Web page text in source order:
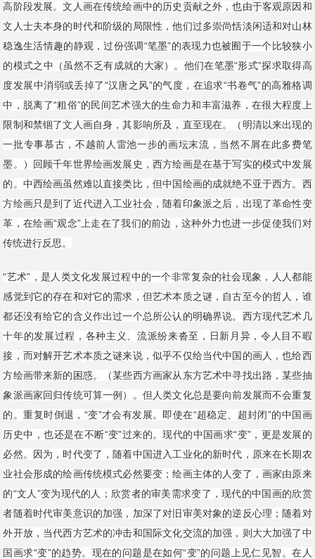
高阶段发展。文人画在传统绘画中的历史贡献之外，也由于客观原因和
文人士夫本身的时代和阶级的局限性，他们过多崇尚恬淡闲适和对山林
稳逸生活情趣的静观，过份强调“笔墨”的表现力也被囿于一个比较狭小
的模式之中（虽然不乏有成就的大家）。他们在笔墨“形式”探求取得高
度发展中消弱或丢掉了“汉唐之风”的气度，在追求“书卷气”的高雅格调
中，脱离了“粗俗”的民间艺术强大的生命力和丰富滋养，在很大程度上
限制和禁锢了文人画自身，其影响所及，直至现在。（明清以来出现的
一批专事慕古，不越前人雷池一步的画坛末流，当然不屑在此多费笔
墨。）回顾千年世界绘画发展史，西方绘画是在基于写实的模式中发展
的。中西绘画虽然难以直接类比，但中国绘画的成就绝不亚于西方。西
方绘画只是到了近代进入工业社会，随着印象派之后，出现了革命性变
革，在绘画“观念”上走在了我们的前边，这种外力也进一步促使我们对
传统进行反思。
“艺术”，是人类文化发展过程中的一个非常复杂的社会现象，人人都能
感觉到它的存在和对它的需求，但艺术本质之谜，自古至今的哲人，谁
都还没有给它的含义作出过一个总所公认的明确界说。西方现代艺术几
十年的发展过程，各种主义、流派纷来沓至，日新月异，令人目不暇
接，而对解开艺术本质之谜来说，似乎不仅给当代中国的画人，也给西
方绘画带来新的困惑。（某些西方画家从东方艺术中寻找出路，某些抽
象派画家回归传统可算一例）。但人类文化总是要向前发展而不会重复
的。重复时倒退，“变”才会有发展。即使在“超稳定、超封闭”的中国画
历史中，也还是在不断“变”过来的。现代的中国画求“变”，更是发展的
必然。因为，时代变了，随着中国进入工业化的新时代，原来在长期农
业社会形成的绘画传统模式必然要变；绘画主体的人变了，画家由原来
的“文人”变为现代的人；欣赏者的审美需求变了，现代的中国画的欣赏
者随着时代审美意识的加强，加深了对旧审美对象的逆反心理；随着对
外开放，当代西方艺术的冲击和国际文化交流的加强，则大大加强了中
国画求“变”的趋势。现在的问题是在如何“变”的问题上见仁见智。在人